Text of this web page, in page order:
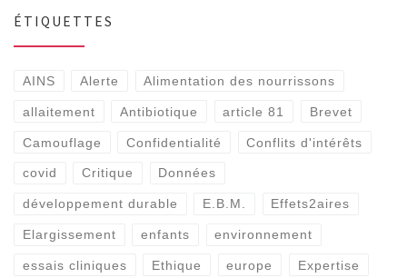
ÉTIQUETTES
AINS Alerte Alimentation des nourrissons
allaitement Antibiotique article 81 Brevet
Camouflage Confidentialité Conflits d'intérêts
covid Critique Données
développement durable E.B.M. Effets2aires
Elargissement enfants environnement
essais cliniques Ethique europe Expertise